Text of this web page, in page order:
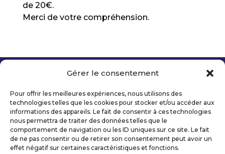
Gérer le consentement
Pour offrir les meilleures expériences, nous utilisons des
technologies telles que les cookies pour stocker et/ou accéder aux
informations des appareils. Le fait de consentir à ces technologies
nous permettra de traiter des données telles que le
comportement de navigation ou les ID uniques sur ce site. Le fait
de ne pas consentir ou de retirer son consentement peut avoir un
effet négatif sur certaines caractéristiques et fonctions.
de 20€.
Merci de votre compréhension.
Mentions légales
Politique de confidentialité
Déclaration d’accessibilité numérique
Ils nous soutiennent